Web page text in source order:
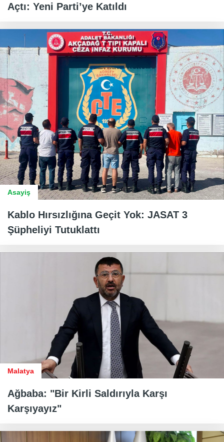
Açtı: Yeni Parti’ye Katıldı
Asayiş
Kablo Hırsızlığına Geçit Yok: JASAT 3
Şüpheliyi Tutuklattı
Malatya
Ağbaba: "Bir Kirli Saldırıyla Karşı
Karşıyayız"